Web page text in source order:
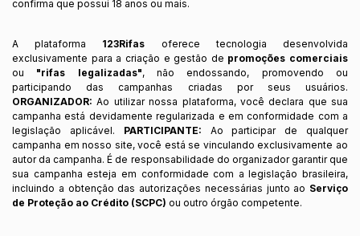
confirma que possui 18 anos ou mais.
A plataforma 123Rifas oferece tecnologia desenvolvida
exclusivamente para a criação e gestão de promoções comerciais
ou "rifas legalizadas", não endossando, promovendo ou
participando das campanhas criadas por seus usuários.
ORGANIZADOR: Ao utilizar nossa plataforma, você declara que sua
campanha está devidamente regularizada e em conformidade com a
legislação aplicável. PARTICIPANTE: Ao participar de qualquer
campanha em nosso site, você está se vinculando exclusivamente ao
autor da campanha. É de responsabilidade do organizador garantir que
sua campanha esteja em conformidade com a legislação brasileira,
incluindo a obtenção das autorizações necessárias junto ao Serviço
de Proteção ao Crédito (SCPC) ou outro órgão competente.